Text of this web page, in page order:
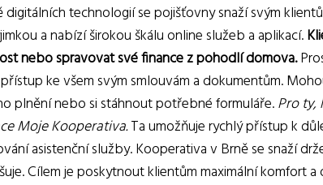
technologií se pojišťovny snaží svým
a nabízí širokou škálu online služeb a aplikací.
nebo spravovat své finance z pohodlí domova.
ke všem svým smlouvám a dokumentům.
plnění nebo si stáhnout potřebné formuláře.Pro ty,
Moje Kooperativa.Ta umožňuje rychlý přístup k
asistenční služby. Kooperativa v Brně se snaží
Cílem je poskytnout klientům maximální komfort